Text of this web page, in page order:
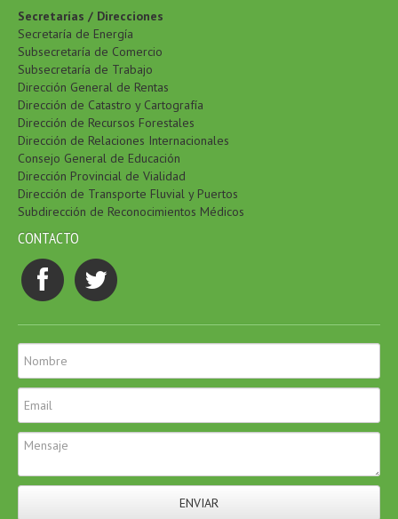
Secretarías / Direcciones
Secretaría de Energía
Subsecretaría de Comercio
Subsecretaría de Trabajo
Dirección General de Rentas
Dirección de Catastro y Cartografía
Dirección de Recursos Forestales
Dirección de Relaciones Internacionales
Consejo General de Educación
Dirección Provincial de Vialidad
Dirección de Transporte Fluvial y Puertos
Subdirección de Reconocimientos Médicos
CONTACTO
ENVIAR